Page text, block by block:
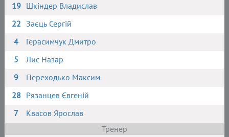
19 Шкіндер Владислав
22 Заєць Сергій
4
Герасимчук Дмитро
5
Лис Назар
9
Переходько Максим
28 Рязанцев Євгеній
7
Квасов Ярослав
Тренер